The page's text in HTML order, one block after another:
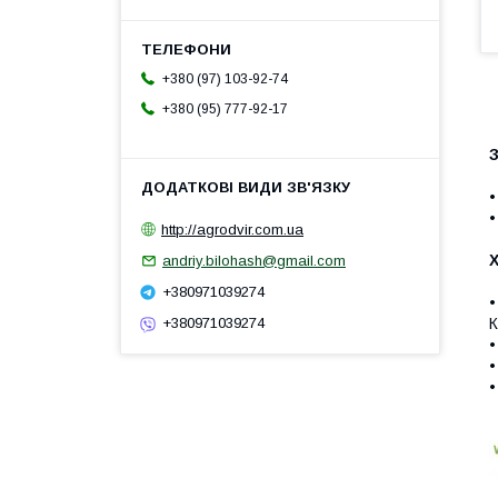
+380 (97) 103-92-74
+380 (95) 777-92-17
http://agrodvir.com.ua
andriy.bilohash@gmail.com
+380971039274
+380971039274